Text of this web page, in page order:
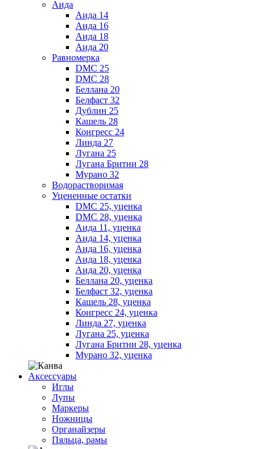
Аида
Аида 14
Аида 16
Аида 18
Аида 20
Равномерка
DMC 25
DMC 28
Беллана 20
Белфаст 32
Дублин 25
Кашель 28
Конгресс 24
Линда 27
Лугана 25
Лугана Бритни 28
Мурано 32
Водорастворимая
Уцененные остатки
DMC 25, уценка
DMC 28, уценка
Аида 11, уценка
Аида 14, уценка
Аида 16, уценка
Аида 18, уценка
Аида 20, уценка
Беллана 20, уценка
Белфаст 32, уценка
Кашель 28, уценка
Конгресс 24, уценка
Линда 27, уценка
Лугана 25, уценка
Лугана Бритни 28, уценка
Мурано 32, уценка
Аксессуары
Иглы
Лупы
Маркеры
Ножницы
Органайзеры
Пяльца, рамы